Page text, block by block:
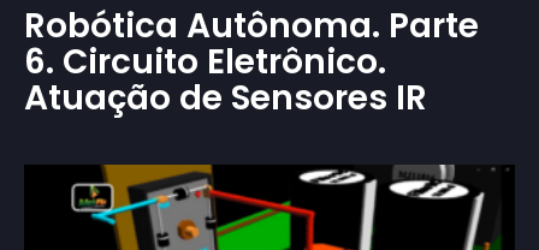
Robótica Autônoma. Parte
6. Circuito Eletrônico.
Atuação de Sensores IR